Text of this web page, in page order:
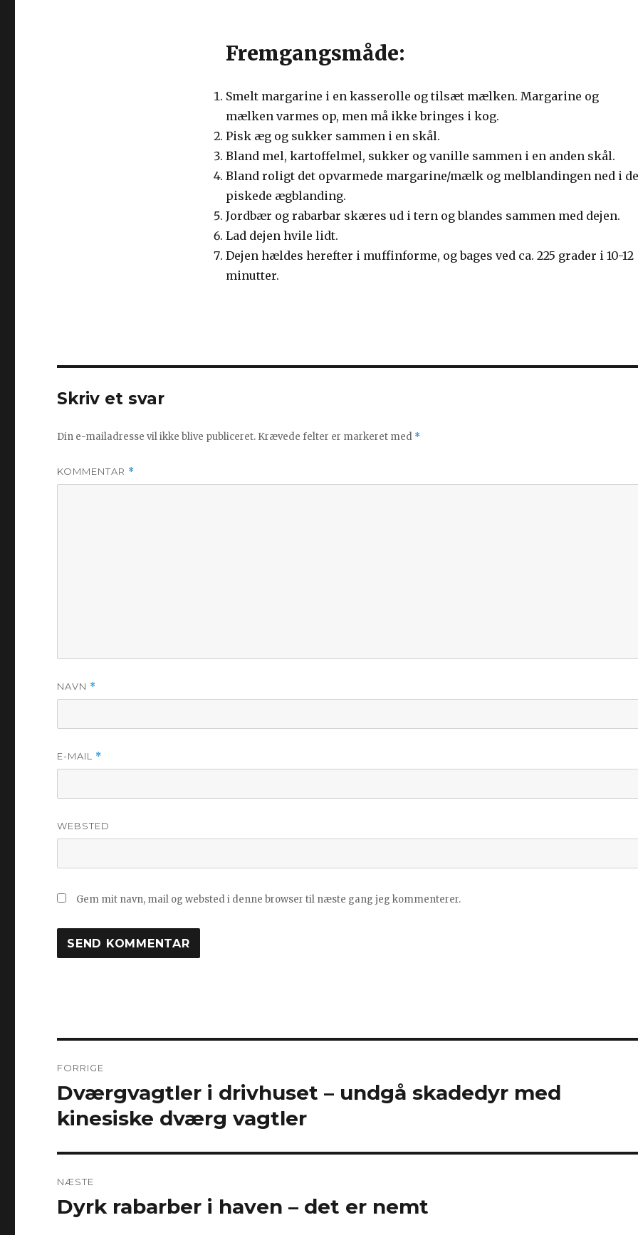
Fremgangsmåde:
Smelt margarine i en kasserolle og tilsæt mælken. Margarine og
mælken varmes op, men må ikke bringes i kog.
Pisk æg og sukker sammen i en skål.
Bland mel, kartoffelmel, sukker og vanille sammen i en anden skål.
Bland roligt det opvarmede margarine/mælk og melblandingen ned i
piskede ægblanding.
Jordbær og rabarbar skæres ud i tern og blandes sammen med dejen.
Lad dejen hvile lidt.
Dejen hældes herefter i muffinforme, og bages ved ca. 225 grader i 10-12
minutter.
Skriv et svar
Din e-mailadresse vil ikke blive publiceret. Krævede felter er markeret med *
KOMMENTAR *
NAVN *
E-MAIL *
WEBSTED
Gem mit navn, mail og websted i denne browser til næste gang jeg kommenterer.
FORRIGE
Forrige
indlæg:
Dværgvagtler i drivhuset – undgå skadedyr med
kinesiske dværg vagtler
NÆSTE
Næste
Dyrk rabarber i haven – det er nemt